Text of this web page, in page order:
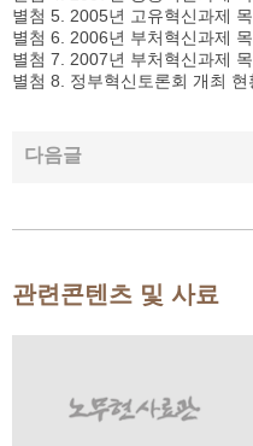
별첨 5. 2005년 고유혁신과제
별첨 6. 2006년 부처혁신과제
별첨 7. 2007년 부처혁신과제
별첨 8. 정부혁신토론회 개최
다음글
관련콘텐츠 및 사료